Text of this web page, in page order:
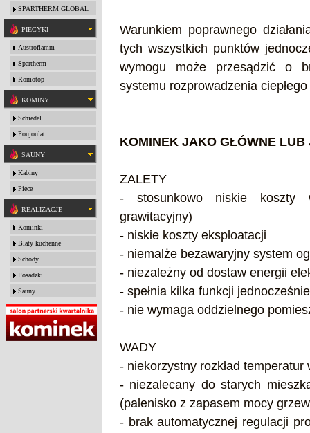
SPARTHERM GLOBAL
PIECYKI
Austroflamm
Spartherm
Romotop
KOMINY
Schiedel
Poujoulat
SAUNY
Kabiny
Piece
REALIZACJE
Kominki
Blaty kuchenne
Schody
Posadzki
Sauny
Warunkiem poprawnego
tych wszystkich punktów
wymogu może przesądzić o
systemu rozprowadzenia
KOMINEK JAKO GŁÓWNE LUB
ZALETY
- stosunkowo niskie koszty
grawitacyjny)
- niskie koszty eksploatacji
- niemalże bezawaryjny system
- niezależny od dostaw energii
- spełnia kilka funkcji
- nie wymaga oddzielnego
WADY
- niekorzystny rozkład temperatur
- niezalecany do starych
(palenisko z zapasem mocy
- brak automatycznej regulacji